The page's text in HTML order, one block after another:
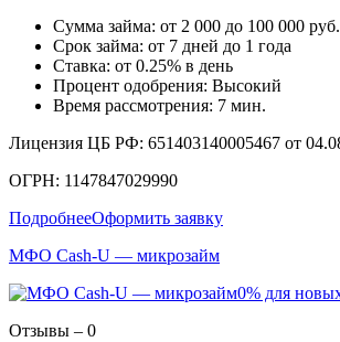
Сумма займа: от 2 000 до 100 000 руб.
Срок займа: от 7 дней до 1 года
Ставка: от 0.25% в день
Процент одобрения: Высокий
Время рассмотрения: 7 мин.
Лицензия ЦБ РФ: 651403140005467 от
ОГРН: 1147847029990
ПодробнееОформить заявку
МФО Cash-U — микрозайм
0% для
Отзывы – 0